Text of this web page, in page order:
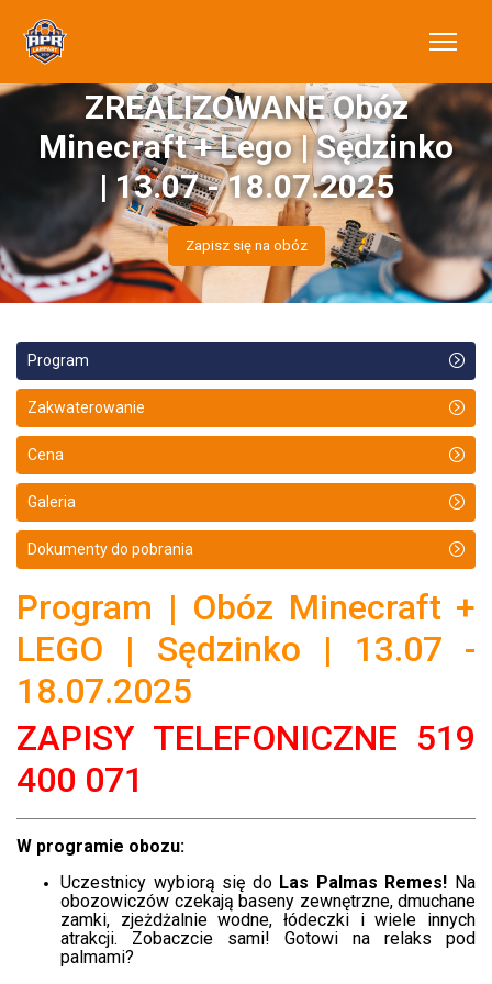
ZREALIZOWANE Obóz
Minecraft + Lego | Sędzinko
| 13.07 - 18.07.2025
Zapisz się na obóz
Program
Zakwaterowanie
Cena
Galeria
Dokumenty do pobrania
Program | Obóz Minecraft +
LEGO | Sędzinko | 13.07 -
18.07.2025
ZAPISY TELEFONICZNE 519
400 071
W programie obozu:
Uczestnicy wybiorą się do Las Palmas Remes! Na
obozowiczów czekają baseny zewnętrzne, dmuchane
zamki, zjeżdżalnie wodne, łódeczki i wiele innych
atrakcji. Zobaczcie sami! Gotowi na relaks pod
palmami?